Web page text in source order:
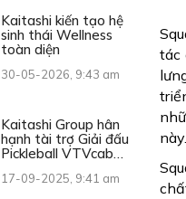
Kaitashi kiến tạo hệ
sinh thái Wellness
toàn diện
30-05-2026, 9:43 am
Kaitashi Group hân
hạnh tài trợ Giải đấu
Pickleball VTVcab
17-09-2025, 9:41 am
tác
này.